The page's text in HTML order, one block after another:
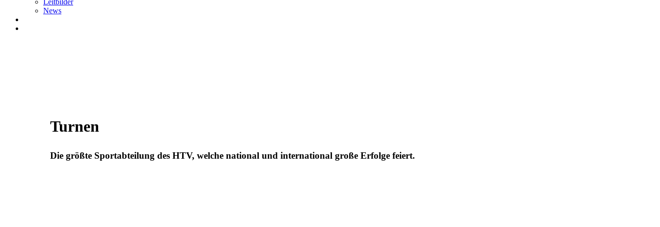
Leitbilder
News
Turnen
Die größte Sportabteilung des HTV, welche national und international große Erfolge feiert.